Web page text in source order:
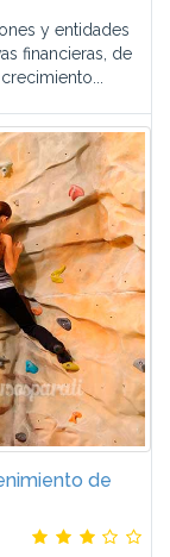
y entidades
financieras, de
de